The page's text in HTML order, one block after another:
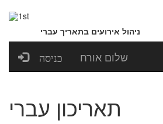
ניהול אירועים בתאריך עברי
כניסה
תאריכון עברי